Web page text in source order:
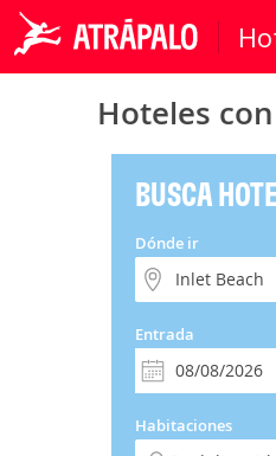
Hoteles
BUSCA
Dónde ir
Entrada
Habitaciones